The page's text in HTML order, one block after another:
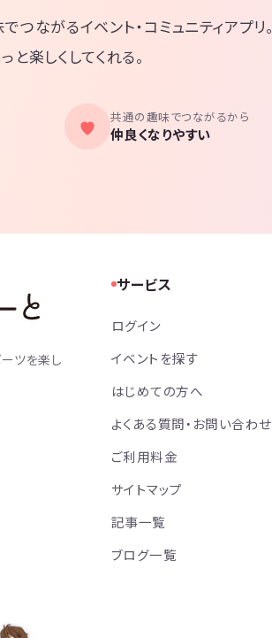
つながるイベント・コミュニティアプリ。
楽しくしてくれる。
共通の趣味でつながるから
仲良くなりやすい
ツを楽し
サービス
ログイン
イベントを探す
はじめての方へ
よくある質問・お問い合わせ
ご利用料金
サイトマップ
記事一覧
ブログ一覧